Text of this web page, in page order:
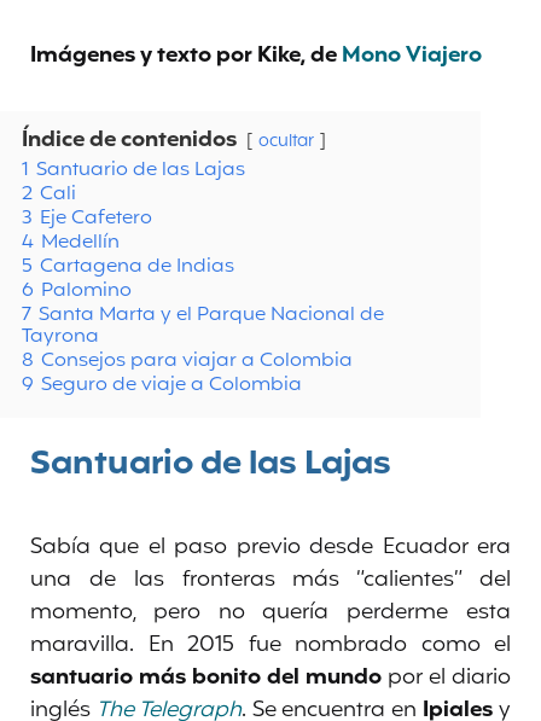
Imágenes y texto por Kike, deMono Viajero
Índice de contenidos ocultar
1 Santuario de las Lajas
2 Cali
3 Eje Cafetero
4 Medellín
5 Cartagena de Indias
6 Palomino
7 Santa Marta y el Parque Nacional de
Tayrona
8 Consejos para viajar a Colombia
9 Seguro de viaje a Colombia
Santuario de las Lajas
Sabía que el paso previo desde Ecuador era
una de las fronteras más “calientes” del
momento, pero no quería perderme esta
maravilla. En 2015 fue nombrado como el
santuario más bonito del mundo por el diario
inglés The Telegraph. Se encuentra en Ipialesy